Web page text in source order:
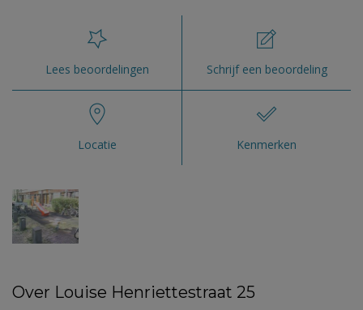
Lees beoordelingen Schrijf een beoordeling
Locatie Kenmerken
Over Louise Henriettestraat 25